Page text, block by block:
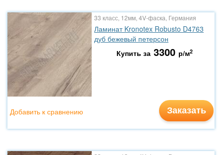
33 класс, 12мм, 4V-фаска, Германия
Ламинат Kronotex Robusto D4763
дуб бежевый петерсон
Купить за 3300 р/м2
Заказать
Добавить к сравнению